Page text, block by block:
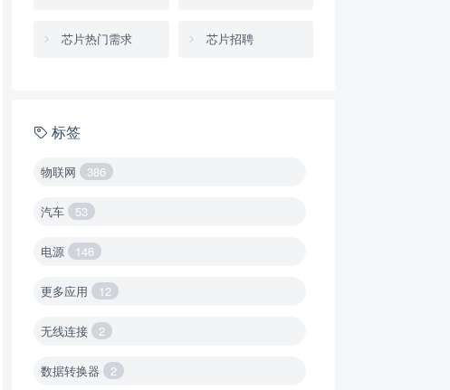
芯片热门需求 芯片招聘
标签
物联网 386
汽车 53
电源 146
更多应用 12
无线连接 2
数据转换器 2